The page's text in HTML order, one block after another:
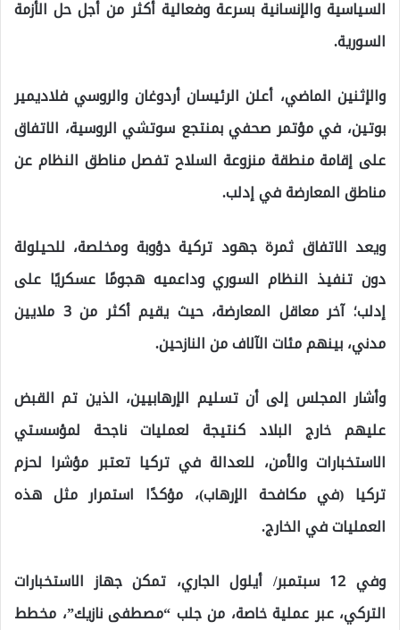
السياسية والإنسانية بسرعة وفعالية أكثر من أجل حل الأزمة
السورية.
والإثنين الماضي، أعلن الرئيسان أردوغان والروسي فلاديمير
بوتين، في مؤتمر صحفي بمنتجع سوتشي الروسية، الاتفاق
على إقامة منطقة منزوعة السلاح تفصل مناطق النظام عن
مناطق المعارضة في إدلب.
ويعد الاتفاق ثمرة جهود تركية دؤوبة ومخلصة، للحيلولة
دون تنفيذ النظام السوري وداعميه هجومًا عسكريًا على
إدلب؛ آخر معاقل المعارضة، حيث يقيم أكثر من 3 ملايين
مدني، بينهم مئات الآلاف من النازحين.
وأشار المجلس إلى أن تسليم الإرهابيين، الذين تم القبض
عليهم خارج البلاد كنتيجة لعمليات ناجحة لمؤسستي
الاستخبارات والأمن، للعدالة في تركيا تعتبر مؤشرا لحزم
تركيا (في مكافحة الإرهاب)، مؤكدًا استمرار مثل هذه
العمليات في الخارج.
وفي 12 سبتمبر/ أيلول الجاري، تمكن جهاز الاستخبارات
التركي، عبر عملية خاصة، من جلب “مصطفى نازيك”، مخطط